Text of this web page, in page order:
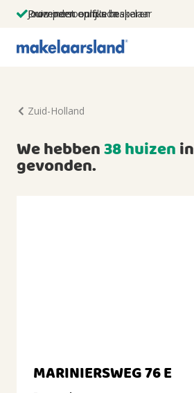
Jouw persoonlijke makelaar
Duizenden euro's besparen
Prominent op funda
Zuid-Holland
We hebben38 huizenin
gevonden.
MARINIERSWEG 76 E